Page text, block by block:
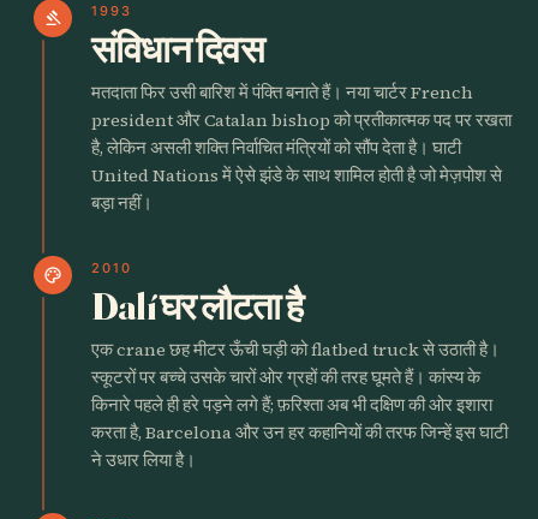
gavel 1993
संविधान दिवस
मतदाता फिर उसी बारिश में पंक्ति बनाते हैं। नया चार्टर French
president और Catalan bishop को प्रतीकात्मक पद पर रखता
है, लेकिन असली शक्ति निर्वाचित मंत्रियों को सौंप देता है। घाटी
United Nations में ऐसे झंडे के साथ शामिल होती है जो मेज़पोश से
बड़ा नहीं।
palette 2010
Dalí घर लौटता है
एक crane छह मीटर ऊँची घड़ी को flatbed truck से उठाती है।
स्कूटरों पर बच्चे उसके चारों ओर ग्रहों की तरह घूमते हैं। कांस्य के
किनारे पहले ही हरे पड़ने लगे हैं; फ़रिश्ता अब भी दक्षिण की ओर इशारा
करता है, Barcelona और उन हर कहानियों की तरफ जिन्हें इस घाटी
ने उधार लिया है।